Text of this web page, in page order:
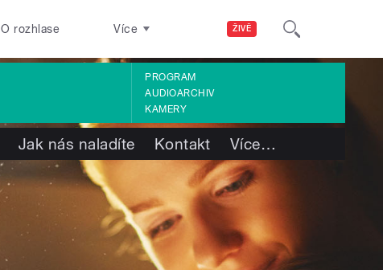
ŽIVĚ
O rozhlase Více
PROGRAM
AUDIOARCHIV
KAMERY
Jak nás naladíte Kontakt Více…